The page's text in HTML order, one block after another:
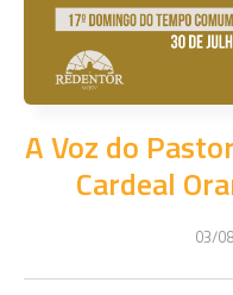
A Voz do
Cardeal
03/